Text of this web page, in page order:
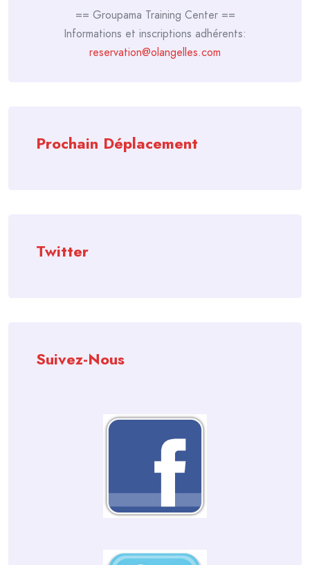
== Groupama Training Center ==
Informations et inscriptions adhérents:
reservation@olangelles.com
Prochain Déplacement
Twitter
Suivez-Nous